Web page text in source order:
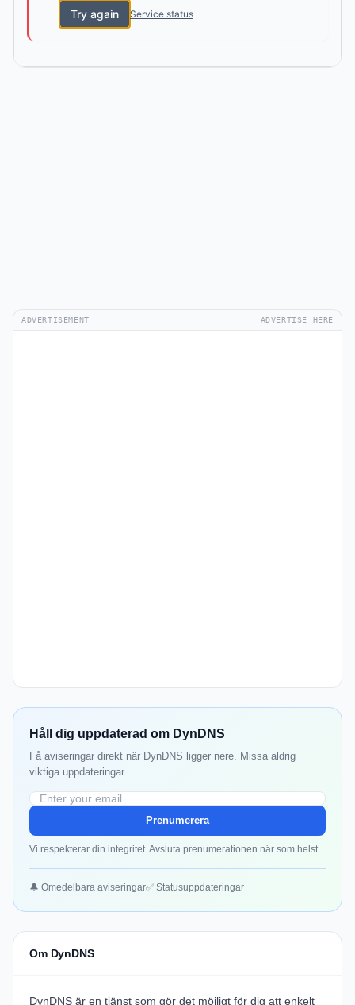
Try again Service status
ADVERTISEMENT ADVERTISE HERE
Håll dig uppdaterad om DynDNS
Få aviseringar direkt när DynDNS ligger nere. Missa aldrig
viktiga uppdateringar.
Prenumerera
Vi respekterar din integritet. Avsluta prenumerationen när som helst.
🔔 Omedelbara aviseringar✅ Statusuppdateringar
Om DynDNS
DynDNS är en tjänst som gör det möjligt för dig att enkelt